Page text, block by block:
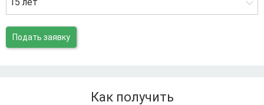
Подать заявку
Как получить